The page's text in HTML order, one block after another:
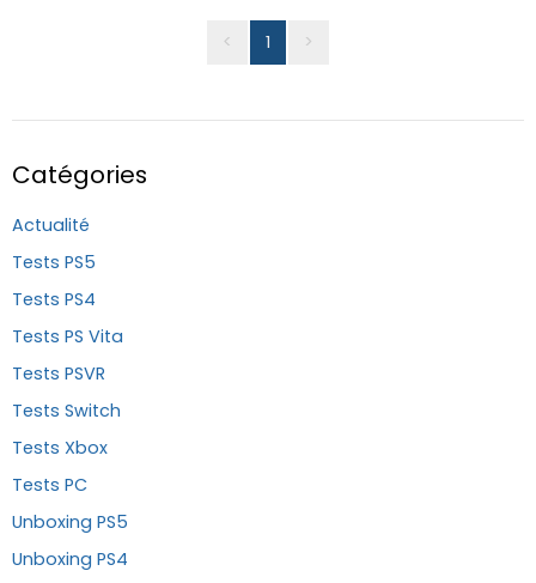
< 1 >
Catégories
Actualité
Tests PS5
Tests PS4
Tests PS Vita
Tests PSVR
Tests Switch
Tests Xbox
Tests PC
Unboxing PS5
Unboxing PS4